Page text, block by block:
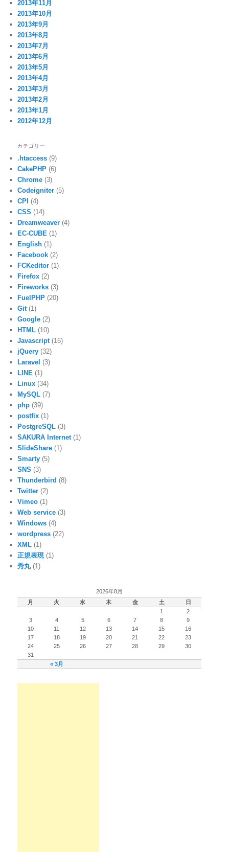
2013年11月
2013年10月
2013年9月
2013年8月
2013年7月
2013年6月
2013年5月
2013年4月
2013年3月
2013年2月
2013年1月
2012年12月
カテゴリー
.htaccess (9)
CakePHP (6)
Chrome (3)
Codeigniter (5)
CPI (4)
CSS (14)
Dreamweaver (4)
EC-CUBE (1)
English (1)
Facebook (2)
FCKeditor (1)
Firefox (2)
Fireworks (3)
FuelPHP (20)
Git(1)
Google (2)
HTML (10)
Javascript(16)
jQuery (32)
Laravel (3)
LINE (1)
Linux (34)
MySQL (7)
php (39)
postfix (1)
PostgreSQL (3)
SAKURA Internet(1)
SlideShare (1)
Smarty (5)
SNS (3)
Thunderbird (8)
Twitter (2)
Vimeo (1)
Web service (3)
Windows (4)
wordpress (22)
XML (1)
正規表現(1)
秀丸(1)
2026年8月
月
火 水 木 金 土 日
« 3月
1
2
3
4 5 6 7 8
9
10
11 12 13 14 15
16
17
18 19 20 21 22
23
24
25 26 27 28 29
30
31